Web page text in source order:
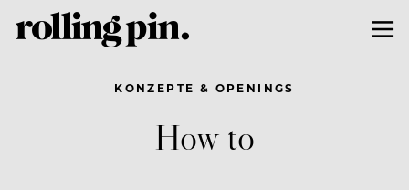
KONZEPTE & OPENINGS
How to